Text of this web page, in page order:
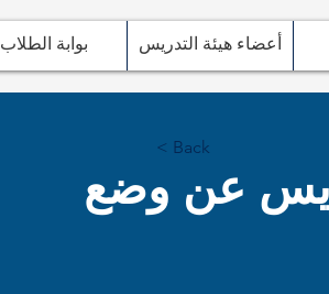
بوابة الطلاب أعضاء هيئة التدريس
< Back
عن وضع